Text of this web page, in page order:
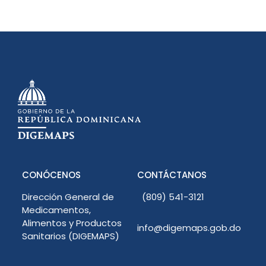
CONÓCENOS
Dirección General de
Medicamentos,
Alimentos y Productos
Sanitarios (DIGEMAPS)
CONTÁCTANOS
(809) 541-3121
info@digemaps.gob.do